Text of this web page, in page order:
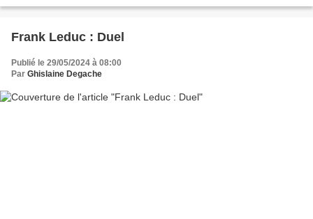
Frank Leduc : Duel
Publié le 29/05/2024 à 08:00
Par Ghislaine Degache